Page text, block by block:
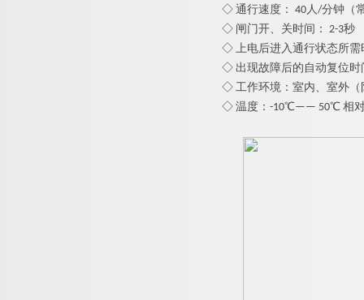
◇ 通行速度： 40人/分钟（
◇ 闸门开、关时间： 2-3秒
◇ 上电后进入通行状态所需
◇ 出现故障后的自动复位时
◇ 工作环境：室内、室外（
◇ 温度：-10℃—— 50℃ 相对